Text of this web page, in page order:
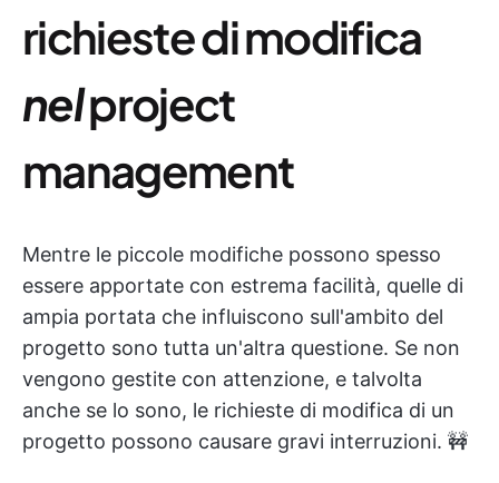
richieste di modifica
nelproject
management
Mentre le piccole modifiche possono spesso
essere apportate con estrema facilità, quelle di
ampia portata che influiscono sull'ambito del
progetto sono tutta un'altra questione. Se non
vengono gestite con attenzione, e talvolta
anche se lo sono, le richieste di modifica di un
progetto possono causare gravi interruzioni. 🚧